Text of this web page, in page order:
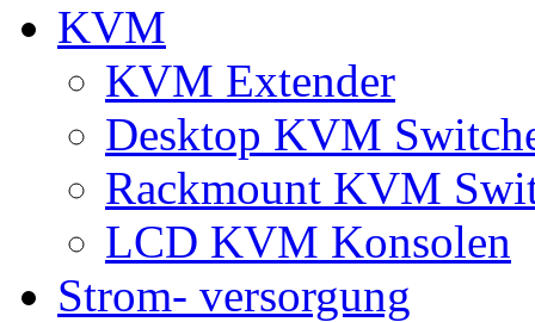
KVM
KVM Extender
Desktop KVM
Rackmount KVM
LCD KVM Konsolen
Strom- versorgung